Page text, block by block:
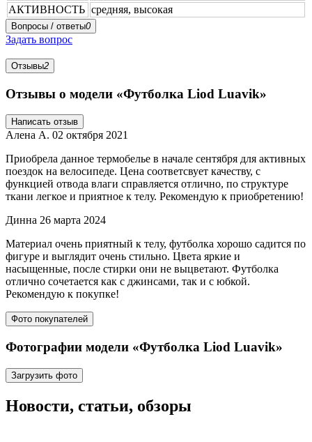
АКТИВНОСТЬ средняя, высокая
Вопросы / ответы0
Задать вопрос
Отзывы2
Отзывы о модели «Футболка Liod Luavik»
Написать отзыв
Алена А. 02 октября 2021
Приобрела данное термобелье в начале сентября для активных
поездок на велосипеде. Цена соответсвует качеству, с
функцией отвода влаги справляется отлично, по структуре
ткани легкое и приятное к телу. Рекомендую к приобретению!
Динна 26 марта 2024
Материал очень приятный к телу, футболка хорошо садится по
фигуре и выглядит очень стильно. Цвета яркие и
насыщенные, после стирки они не выцветают. Футболка
отлично сочетается как с джинсами, так и с юбкой.
Рекомендую к покупке!
Фото покупателей
Фотографии модели «Футболка Liod Luavik»
Загрузить фото
Новости, статьи, обзоры